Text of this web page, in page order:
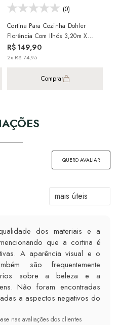
(0)
Cortina Para Cozinha Dohler
Florência Com Ilhós 3,20m X
1,20m (para Varão Até 2 Metros)
R$ 149,90
2x R$ 74,95
Comprar
QUERO AVALIAR
dos materiais e a
que a cortina é
A aparência visual e o
são frequentemente
sobre a beleza e a
Não foram encontradas
a aspectos negativos do
nas avaliações dos clientes